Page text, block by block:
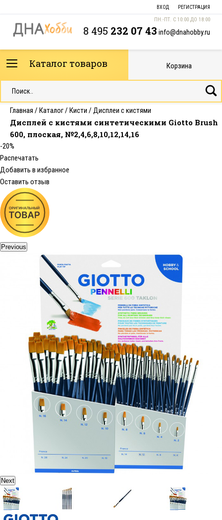
ВХОД РЕГИСТРАЦИЯ
ПН.-ПТ. С 10:00 ДО 18:00
8 495 232 07 43 info@dnahobby.ru
Каталог товаров Корзина
Главная / Каталог/ Кисти / Дисплеи с кистями
Дисплей с кистями синтетическими Giotto Brush
600, плоская, №2,4,6,8,10,12,14,16
-20%
Распечатать
Добавить в избранное
Оставить отзыв
Previous
Next